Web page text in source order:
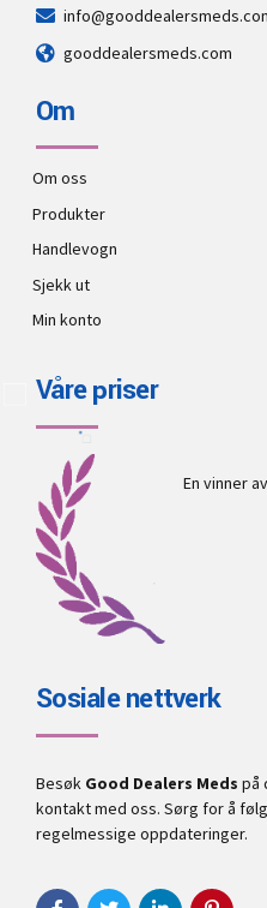
gooddealersmeds.com
Om
Om oss
Produkter
Handlevogn
Sjekk ut
Min konto
Våre priser
En vinner
Sosiale nettverk
Besøk Good Dealers Meds på
kontakt med oss. Sørg for å
regelmessige oppdateringer.